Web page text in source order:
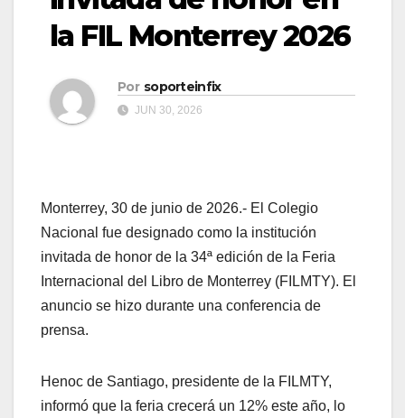
la FIL Monterrey 2026
Por soporteinfix
JUN 30, 2026
Monterrey, 30 de junio de 2026.- El Colegio
Nacional fue designado como la institución
invitada de honor de la 34ª edición de la Feria
Internacional del Libro de Monterrey (FILMTY). El
anuncio se hizo durante una conferencia de
prensa.
Henoc de Santiago, presidente de la FILMTY,
informó que la feria crecerá un 12% este año, lo